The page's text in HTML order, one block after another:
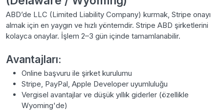
ABD’de LLC (Limited Liability Company) kurmak, Stripe onayı
almak için en yaygın ve hızlı yöntemdir. Stripe ABD şirketlerini
kolayca onaylar. İşlem 2–3 gün içinde tamamlanabilir.
Avantajları:
Online başvuru ile şirket kurulumu
Stripe, PayPal, Apple Developer uyumluluğu
Vergisel avantajlar ve düşük yıllık giderler (özellikle
Wyoming'de)